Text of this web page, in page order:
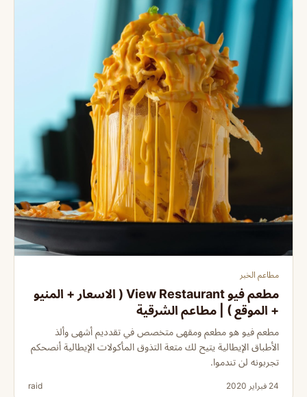
مطاعم الخبر
مطعم فيو View Restaurant ( الاسعار + المنيو
+ الموقع ) | مطاعم الشرقية
مطعم فيو هو مطعم ومقهى متخصص في تقدديم أشهى وألذ
الأطباق الإيطالية يتيح لك متعة التذوق المأكولات الإيطالية أنصحكم
تجربونه لن تندموا.
24 فبراير 2020 raid